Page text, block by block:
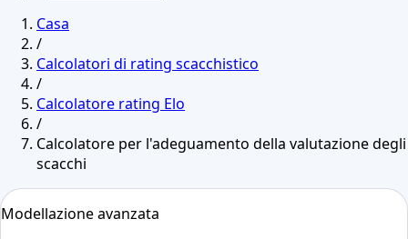
Casa
/
Calcolatori di rating scacchistico
/
Calcolatore rating Elo
/
Calcolatore per l'adeguamento della valutazione degli
scacchi
Modellazione avanzata